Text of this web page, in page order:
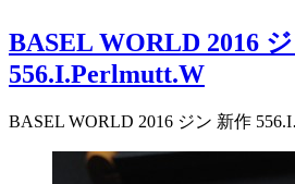
BASEL WORLD 2016
556.I.Perlmutt.W
BASEL WORLD 2016 ジン 新作